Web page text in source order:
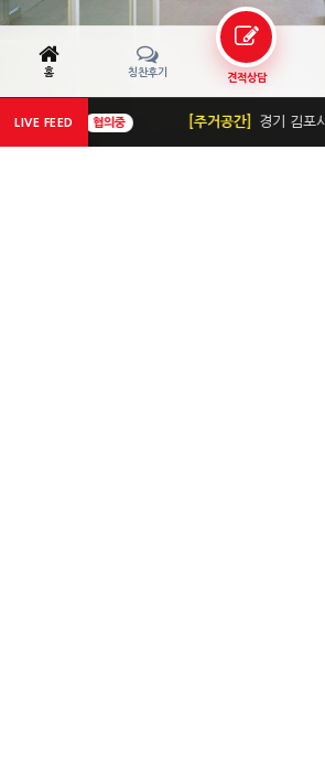
홈 칭찬후기 견적상담
LIVE FEED[주거공간] 경기 김포시 4000만원대